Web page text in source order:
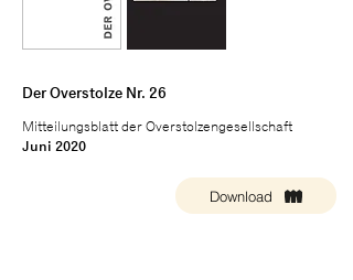
Der Overstolze Nr. 26
Mitteilungsblatt der Overstolzengesellschaft
Juni 2020
Download